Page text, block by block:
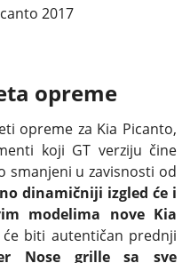
opreme
opreme za Kia Picanto,
koji GT verziju čine
smanjeni u zavisnosti od
dinamičniji izgled će i
modelima nove Kia
biti autentičan prednji
Nose grille sa sve